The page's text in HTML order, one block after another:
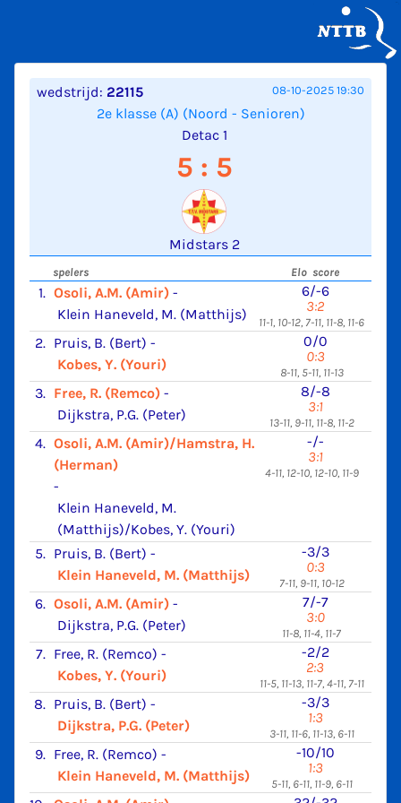
wedstrijd: 22115 08-10-2025 19:30
2e klasse (A) (Noord - Senioren)
Detac 1
5 : 5
Midstars 2
spelers Elo score
1. Osoli, A.M. (Amir) -
Klein Haneveld, M. (Matthijs)
6/-6
3:2
11-1, 10-12, 7-11, 11-8, 11-6
2. Pruis, B. (Bert) -
Kobes, Y. (Youri)
0/0
0:3
8-11, 5-11, 11-13
3. Free, R. (Remco) -
Dijkstra, P.G. (Peter)
8/-8
3:1
13-11, 9-11, 11-8, 11-2
4. Osoli, A.M. (Amir)/Hamstra, H.
(Herman)
-
Klein Haneveld, M.
(Matthijs)/Kobes, Y. (Youri)
-/-
3:1
4-11, 12-10, 12-10, 11-9
5. Pruis, B. (Bert) -
Klein Haneveld, M. (Matthijs)
-3/3
0:3
7-11, 9-11, 10-12
6. Osoli, A.M. (Amir) -
Dijkstra, P.G. (Peter)
7/-7
3:0
11-8, 11-4, 11-7
7. Free, R. (Remco) -
Kobes, Y. (Youri)
-2/2
2:3
11-5, 11-13, 11-7, 4-11, 7-11
8. Pruis, B. (Bert) -
Dijkstra, P.G. (Peter)
-3/3
1:3
3-11, 11-6, 11-13, 6-11
9. Free, R. (Remco) -
Klein Haneveld, M. (Matthijs)
-10/10
1:3
5-11, 6-11, 11-9, 6-11